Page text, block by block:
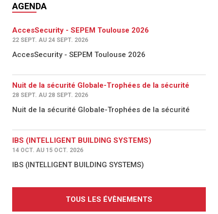
AGENDA
AccesSecurity - SEPEM Toulouse 2026
22 SEPT. AU 24 SEPT. 2026
AccesSecurity - SEPEM Toulouse 2026
Nuit de la sécurité Globale-Trophées de la sécurité
28 SEPT. AU 28 SEPT. 2026
Nuit de la sécurité Globale-Trophées de la sécurité
IBS (INTELLIGENT BUILDING SYSTEMS)
14 OCT. AU 15 OCT. 2026
IBS (INTELLIGENT BUILDING SYSTEMS)
TOUS LES ÉVÈNEMENTS